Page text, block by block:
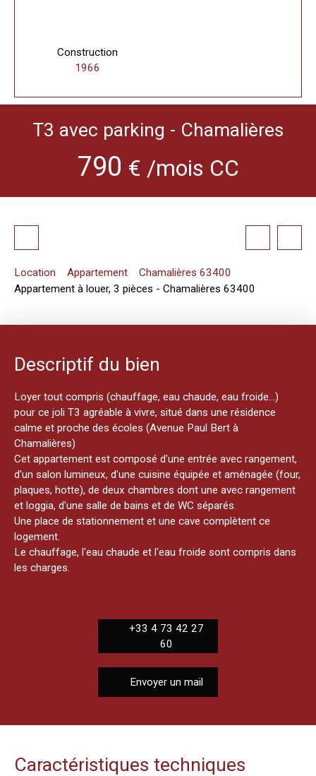
Construction
1966
T3 avec parking - Chamalières
790 € /mois CC
Location Appartement
Chamalières 63400
Appartement à louer, 3 pièces - Chamalières 63400
Descriptif du bien
Loyer tout compris (chauffage, eau chaude, eau froide...)
pour ce joli T3 agréable à vivre, situé dans une résidence
calme et proche des écoles (Avenue Paul Bert à
Chamalières)
Cet appartement est composé d'une entrée avec rangement,
d'un salon lumineux, d'une cuisine équipée et aménagée (four,
plaques, hotte), de deux chambres dont une avec rangement
et loggia, d'une salle de bains et de WC séparés.
Une place de stationnement et une cave complètent ce
logement.
Le chauffage, l'eau chaude et l'eau froide sont compris dans
les charges.
+33 4 73 42 27
60
Envoyer un mail
Caractéristiques techniques